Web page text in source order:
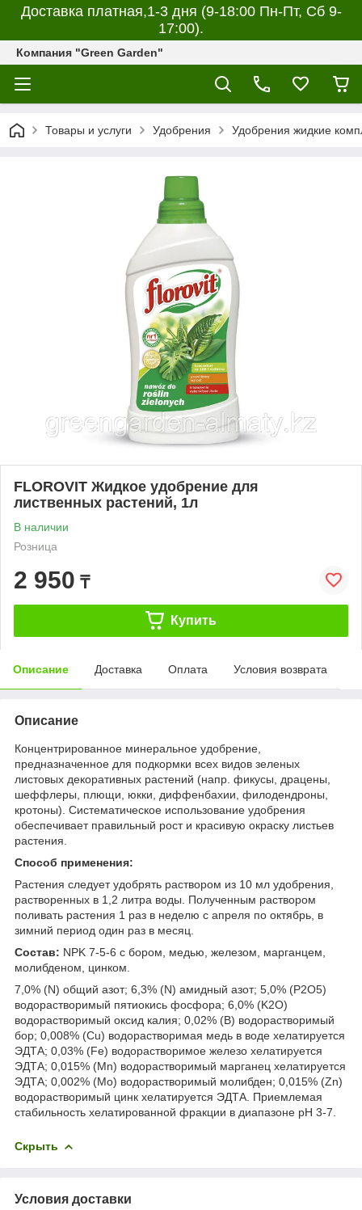
Доставка платная,1-3 дня (9-18:00 Пн-Пт, Сб 9-
17:00).
Компания "Green Garden"
Товары и услуги Удобрения Удобрения жидкие
FLOROVIT Жидкое удобрение для
лиственных растений, 1л
В наличии
Розница
2 950 ₸
Купить
Описание Доставка Оплата Условия возврата
Описание
Концентрированное минеральное удобрение,
предназначенное для подкормки всех видов зеленых
листовых декоративных растений (напр. фикусы, драцены,
шеффлеры, плющи, юкки, диффенбахии, филодендроны,
кротоны). Систематическое использование удобрения
обеспечивает правильный рост и красивую окраску листьев
растения.
Способ применения:
Растения следует удобрять раствором из 10 мл удобрения,
растворенных в 1,2 литра воды. Полученным раствором
поливать растения 1 раз в неделю с апреля по октябрь, в
зимний период один раз в месяц.
Состав: NPK 7-5-6 с бором, медью, железом, марганцем,
молибденом, цинком.
7,0% (N) общий азот; 6,3% (N) амидный азот; 5,0% (P2O5)
водорастворимый пятиокись фосфора; 6,0% (K2О)
водорастворимый оксид калия; 0,02% (B) водорастворимый
бор; 0,008% (Cu) водорастворимая медь в воде хелатируется
ЭДТА; 0,03% (Fe) водорастворимое железо хелатируется
ЭДТА; 0,015% (Mn) водорастворимый марганец хелатируется
ЭДТА; 0,002% (Mo) водорастворимый молибден; 0,015% (Zn)
водорастворимый цинк хелатируется ЭДТА. Приемлемая
стабильность хелатированной фракции в диапазоне рН 3-7.
Скрыть
Условия доставки